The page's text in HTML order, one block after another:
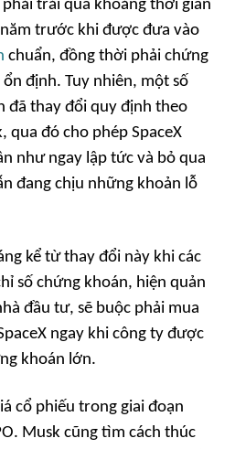
trải qua khoảng thời gian
trước khi được đưa vào
chuẩn, đồng thời phải chứng
định. Tuy nhiên, một số
đã thay đổi quy định theo
qua đó cho phép SpaceX
như ngay lập tức và bỏ qua
đang chịu những khoản lỗ
kể từ thay đổi này khi các
số chứng khoán, hiện quản
đầu tư, sẽ buộc phải mua
ngay khi công ty được
khoán lớn.
cổ phiếu trong giai đoạn
Musk cũng tìm cách thúc